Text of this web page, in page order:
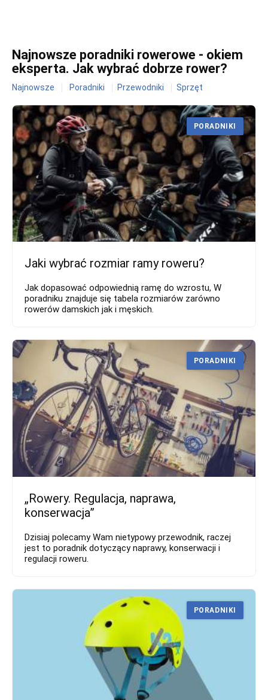
Najnowsze poradniki rowerowe - okiem
eksperta. Jak wybrać dobrze rower?
Najnowsze Poradniki Przewodniki Sprzęt
Jaki wybrać rozmiar ramy roweru?
Jak dopasować odpowiednią ramę do wzrostu, W
poradniku znajduje się tabela rozmiarów zarówno
rowerów damskich jak i męskich.
PORADNIKI
„Rowery. Regulacja, naprawa,
konserwacja”
Dzisiaj polecamy Wam nietypowy przewodnik, raczej
jest to poradnik dotyczący naprawy, konserwacji i
regulacji roweru.
PORADNIKI
PORADNIKI